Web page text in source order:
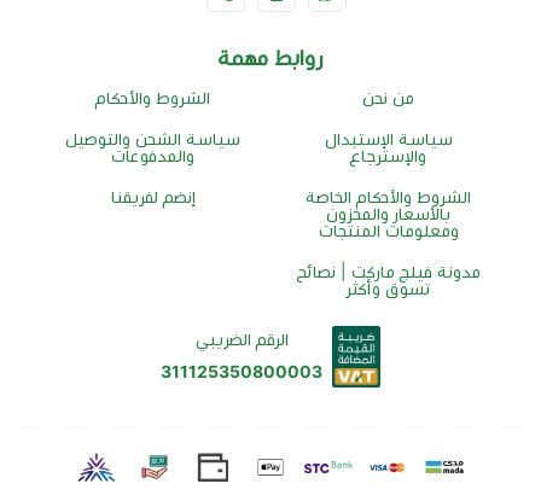
روابط مهمة
من نحن الشروط والأحكام
سياسة الإستبدال
والإسترجاع
سياسة الشحن والتوصيل
والمدفوعات
الشروط والأحكام الخاصة
بالأسعار والمخزون
ومعلومات المنتجات
إنضم لفريقنا
مدونة فيلج ماركت | نصائح
تسوق وأكثر
الرقم الضريبي
311125350800003